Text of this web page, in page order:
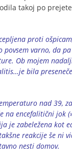
takoj po
proti
varno, da
Ob mojem
bila
nad 39,
encefalitični jok
je zabeležena kot
reakcije še ni
nesti domov.